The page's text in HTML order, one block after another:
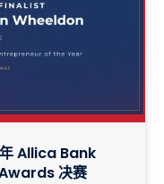
Allica Bank
决赛